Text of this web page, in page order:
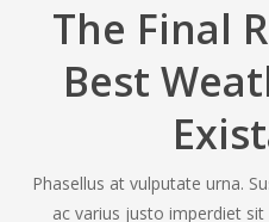
The Final
Best
Phasellus at vulputate urna.
ac varius justo imperdiet